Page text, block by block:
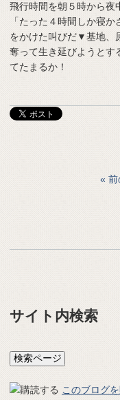
飛行時間を朝５時から夜
「たった４時間しか寝
をかけた叫びだ▼基地、
奪って生き延びようとす
てたまるか！
前
サイト内検索
このブログ